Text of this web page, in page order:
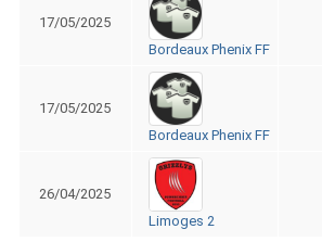
17/05/2025
Bordeaux Phenix FF
17/05/2025
Bordeaux Phenix FF
26/04/2025
Limoges 2